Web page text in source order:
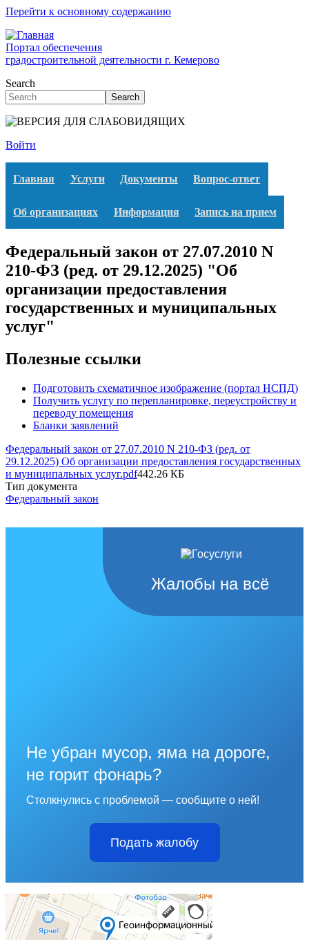
Перейти к основному содержанию
Портал обеспечения
градостроительной деятельности г. Кемерово
Search
Search
Войти
Главная Услуги Документы Вопрос-ответ
Об организациях Информация Запись на прием
Федеральный закон от 27.07.2010 N
210-ФЗ (ред. от 29.12.2025) "Об
организации предоставления
государственных и муниципальных
услуг"
Полезные ссылки
Подготовить схематичное изображение (портал НСПД)
Получить услугу по перепланировке, переустройству и
переводу помещения
Бланки заявлений
Федеральный закон от 27.07.2010 N 210-ФЗ (ред. от
29.12.2025) Об организации предоставления государственных
и муниципальных услуг.pdf442.26 КБ
Тип документа
Федеральный закон
Жалобы на всё
Не убран мусор, яма на дороге,
не горит фонарь?
Столкнулись с проблемой — сообщите о ней!
Подать жалобу